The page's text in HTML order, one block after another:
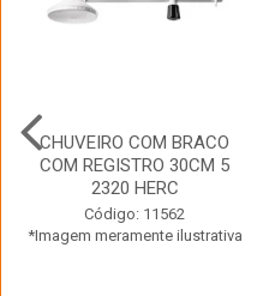
CHUVEIRO COM BRACO
COM REGISTRO 30CM 5
2320 HERC
Código: 11562
*Imagem meramente ilustrativa